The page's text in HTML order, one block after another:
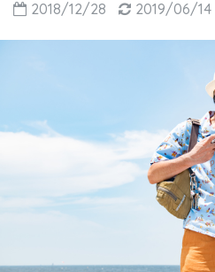
2018/12/28 2019/06/14